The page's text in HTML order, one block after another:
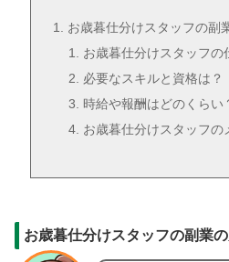
お歳暮仕分けスタッフの副
お歳暮仕分けスタッフの
必要なスキルと資格は？
時給や報酬はどのくらい
お歳暮仕分けスタッフの
お歳暮仕分けスタッフの副業